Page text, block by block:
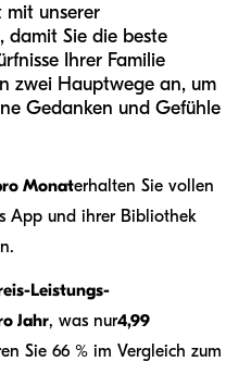
unserer
damit Sie die beste
Ihrer Familie
zwei Hauptwege an, um
Gedanken und Gefühle
Monaterhalten Sie vollen
App und ihrer Bibliothek
Leistungs-
Jahr, was nur4,99
Sie 66 % im Vergleich zum